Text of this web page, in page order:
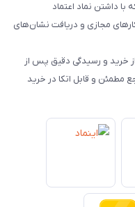
داشتن نماد اعتماد
مجازی و دریافت نشان‌های
خرید و رسیدگی دقیق پس از
مطمئن و قابل اتکا در خرید